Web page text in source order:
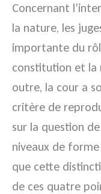
Concernant
la nature, les
importante du
constitution et la
outre, la cour a
critère de
sur la question
niveaux de
que cette
de ces quatre